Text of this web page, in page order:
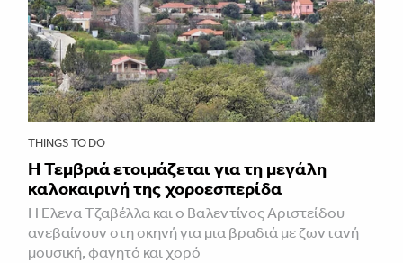
THINGS TO DO
Η Τεμβριά ετοιμάζεται για τη μεγάλη
καλοκαιρινή της χοροεσπερίδα
Η Έλενα Τζαβέλλα και ο Βαλεντίνος Αριστείδου
ανεβαίνουν στη σκηνή για μια βραδιά με ζωντανή
μουσική, φαγητό και χορό